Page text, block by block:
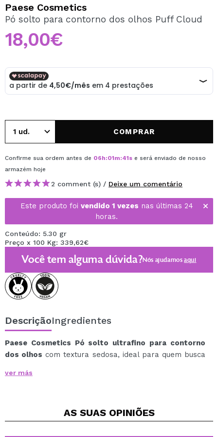
Ao criar uma conta no Maquibeauty.pt pode fazer as suas
compras rapidamente, verificar o estado das suas
encomendas e consultar as suas operações anteriores.
Paese Cosmetics
Pó solto para contorno dos olhos Puff Cloud
18,00€
COMPRAR
Confirme sua ordem antes de 06h:01m:41s e será enviado de nosso
armazém hoje
2 comment (s) / Deixe um comentário
Este produto foi vendido 1 vezes nas últimas 24
horas.
Conteúdo: 5.30 gr
Preço x 100 Kg: 339,62€
Você tem alguma dúvida?Nós ajudamosaqui
DescriçãoIngredientes
Paese Cosmetics Pó solto ultrafino para contorno
dos olhos com textura sedosa, ideal para quem busca
acetinado.
suavizante e de disfarce que melhora visivelmente a
ver más
AS SUAS OPINIÕES